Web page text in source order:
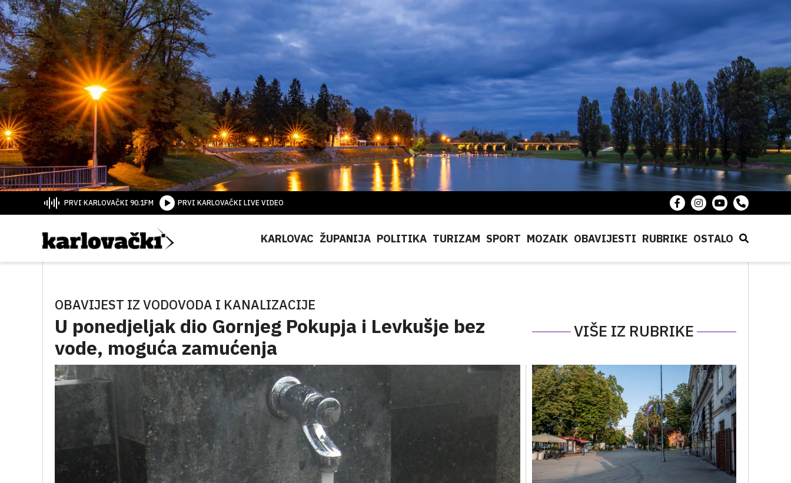
PRVI KARLOVAČKI 90.1FM PRVI KARLOVAČKI LIVE VIDEO
KARLOVAC ŽUPANIJA POLITIKA TURIZAM SPORT MOZAIK OBAVIJESTI RUBRIKE OSTALO
OBAVIJEST IZ VODOVODA I KANALIZACIJE
U ponedjeljak dio Gornjeg Pokupja i Levkušje bez
vode, moguća zamućenja
VIŠE IZ RUBRIKE